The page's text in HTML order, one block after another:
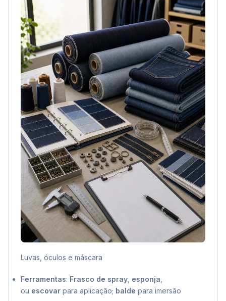
Luvas, óculos e máscara
Ferramentas: Frasco de spray esponja
ou escovar para aplicação; balde para imersão